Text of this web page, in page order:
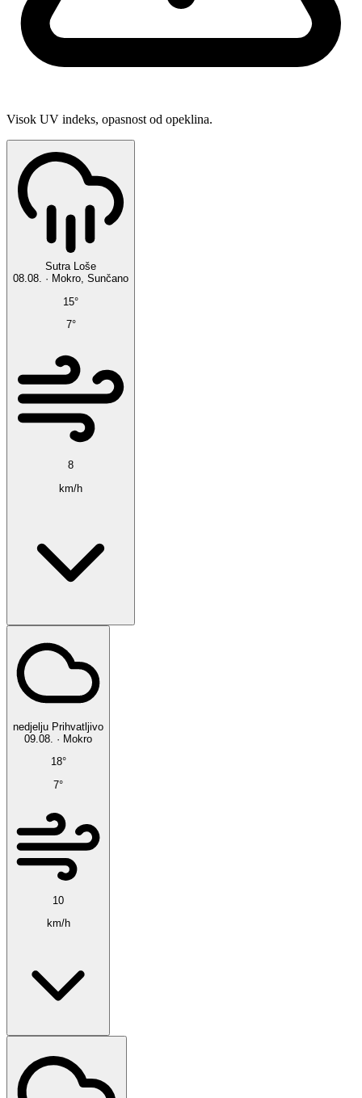
Visok UV indeks, opasnost od opeklina.
Sutra Loše
08.08. ·
Mokro, Sunčano
15°
7°
8
km/h
nedjelju Prihvatljivo
09.08. · Mokro
18°
7°
10
km/h